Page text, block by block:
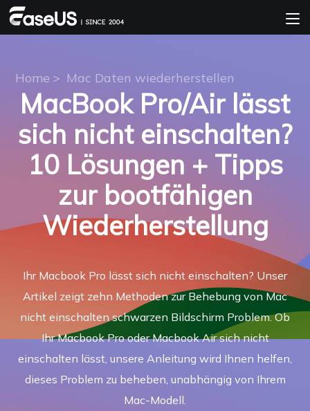
Home > Mac Daten wiederherstellen
MacBook Pro/Air lässt
sich nicht einschalten?
10 Lösungen + Tipps
zur bootfähigen
Wiederherstellung
Ihr Macbook Pro lässt sich nicht einschalten? Unser
Artikel zeigt zehn Methoden zur Behebung von Mac
nicht einschalten schwarzen Bildschirm Problem. Ob
Ihr Macbook Pro oder Macbook Air sich nicht
einschalten lässt, unsere Anleitung wird Ihnen helfen,
dieses Problem zu beheben, unabhängig von Ihrem
Mac-Modell.